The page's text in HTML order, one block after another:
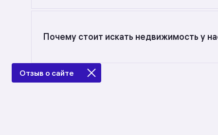
Почему стоит искать недвижимость у
в Свердловской области: в разделе
Отзыв о сайте